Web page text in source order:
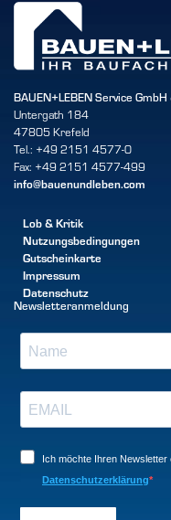
BAUEN+LEBEN Service GmbH
Untergath 184
47805 Krefeld
Tel.: +49 2151 4577-0
Fax: +49 2151 4577-499
info@bauenundleben.com
Lob & Kritik
Nutzungsbedingungen
Gutscheinkarte
Impressum
Datenschutz
Newsletteranmeldung
Ich möchte Ihren
Datenschutzerklärung